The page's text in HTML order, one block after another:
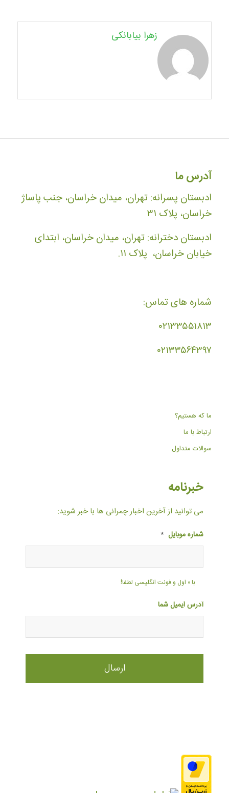
زهرا بیابانکی
آدرس ما
ادبستان پسرانه: تهران، میدان خراسان، جنب پاساژ
خراسان، پلاک ۳۱
ادبستان دخترانه: تهران، میدان خراسان، ابتدای
خیابان خراسان، پلاک ۱۱.
شماره های تماس:
۰۲۱۳۳۵۵۱۸۱۳
۰۲۱۳۳۵۶۴۳۹۷
ما که هستیم؟
ارتباط با ما
سوالات متداول
خبرنامه
می توانید از آخرین اخبار چمرانی ها با خبر شوید:
شماره موبایل *
با ۰ اول و فونت انگلیسی لطفا!
آدرس ایمیل شما